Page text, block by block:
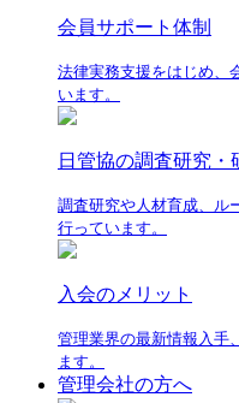
会員サポート体制
法律実務支援をはじめ、
います。
日管協の調査研究・
調査研究や人材育成、ル
行っています。
入会のメリット
管理業界の最新情報入手
ます。
管理会社の方へ